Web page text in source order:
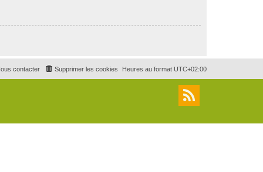
Heures au format UTC+02:00
Supprimer les cookies
contacter